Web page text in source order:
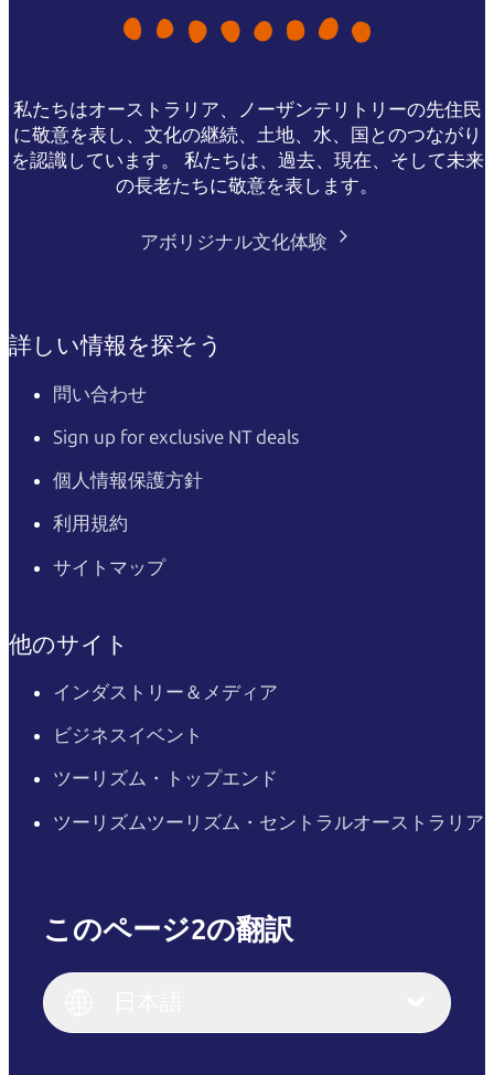
私たちはオーストラリア、ノーザンテリトリーの先住民
に敬意を表し、文化の継続、土地、水、国とのつながり
を認識しています。 私たちは、過去、現在、そして未来
の長老たちに敬意を表します。
アボリジナル文化体験
詳しい情報を探そう
問い合わせ
Sign up for exclusive NT deals
個人情報保護方針
利用規約
サイトマップ
他のサイト
インダストリー＆メディア
ビジネスイベント
ツーリズム・トップエンド
ツーリズムツーリズム・セントラルオーストラリア
このページ2の翻訳
English (US)